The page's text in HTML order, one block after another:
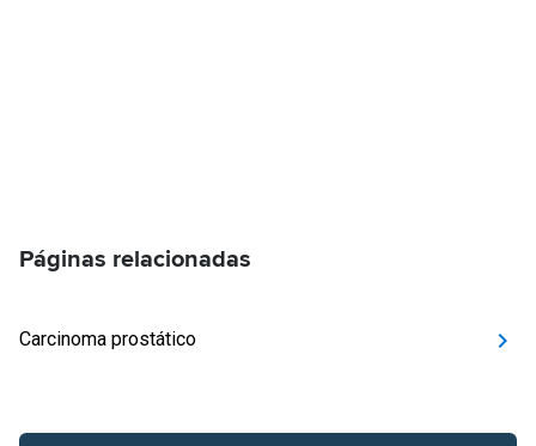
Páginas relacionadas
Carcinoma prostático